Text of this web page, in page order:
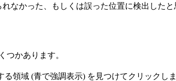
なかった、もしくは誤った位置に検出した
つかあります。
領域 (青で強調表示) を見つけてクリックしま